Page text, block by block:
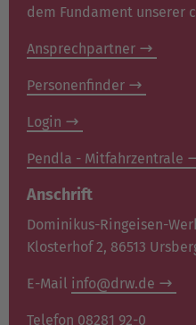
dem Fundament unserer
Ansprechpartner
Personenfinder
Login
Pendla - Mitfahrzentrale
Anschrift
Dominikus-Ringeisen-
Klosterhof 2, 86513
E-Mail info@drw.de
Telefon 08281 92-0